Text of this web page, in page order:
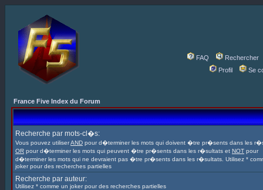
FAQ
Rechercher
Profil
Se
France Five Index du Forum
Recherche par mots-cl�s:
Vous pouvez utiliserAND pour d�terminer les mots qui doivent �tre pr�sents dans les
OR pour d�terminer les mots qui peuvent �tre pr�sents dans les r�sultats et NOT pour
d�terminer les mots qui ne devraient pas �tre pr�sents dans les r�sultats. Utilisez *
joker pour des recherches partielles
Recherche par auteur:
Utilisez * comme un joker pour des recherches partielles